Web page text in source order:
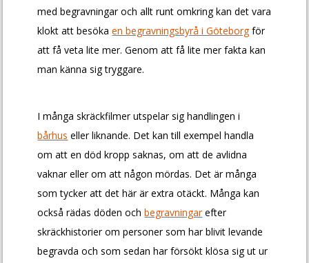
med begravningar och allt runt omkring kan det vara
klokt att besökaen begravningsbyrå i Göteborgför
att få veta lite mer. Genom att få lite mer fakta kan
man känna sig tryggare.
I många skräckfilmer utspelar sig handlingen i
bårhus eller liknande. Det kan till exempel handla
om att en död kropp saknas, om att de avlidna
vaknar eller om att någon mördas. Det är många
som tycker att det här är extra otäckt. Många kan
också rädas döden ochbegravningarefter
skräckhistorier om personer som har blivit levande
begravda och som sedan har försökt klösa sig ut ur